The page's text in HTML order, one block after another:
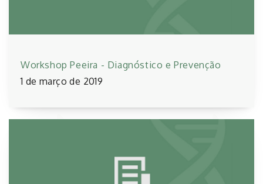
Workshop Peeira - Diagnóstico e Prevenção
1 de março de 2019